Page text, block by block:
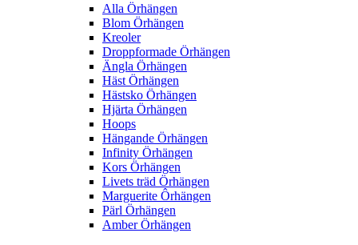
Alla Örhängen
Blom Örhängen
Kreoler
Droppformade Örhängen
Ängla Örhängen
Häst Örhängen
Hästsko Örhängen
Hjärta Örhängen
Hoops
Hängande Örhängen
Infinity Örhängen
Kors Örhängen
Livets träd Örhängen
Marguerite Ôrhängen
Pärl Örhängen
Amber Örhängen